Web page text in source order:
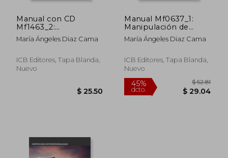
Manual con CD
Mf1463_2:
Planificación del
Transporte y
Clientes
María Ángeles Diaz Cama
ICB Editores, Tapa Blanda,
Nuevo
Manual Mf0637_1:
Manipulación de
Cargas con Puentes-
grúa y Polipastos
María Ángeles Diaz Cama
ICB Editores, Tapa Blanda,
Nuevo